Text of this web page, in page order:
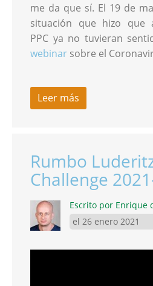
me da que sí. El 19 de
situación que hizo que
PPC ya no tuvieran
webinar sobre el
Leer más
Rumbo
Challenge
Escrito por Enrique
el 26 enero 2021